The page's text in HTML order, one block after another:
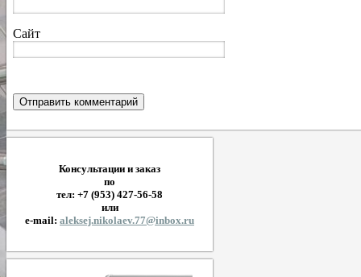
Сайт
Консультации и заказ
по
тел: +7 (953) 427-56-58
или
e-mail: aleksej.nikolaev.77@inbox.ru